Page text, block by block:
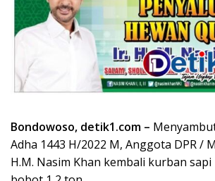
Bondowoso, detik1.com –
Adha 1443 H/2022 M, Anggota DPR /
H.M. Nasim Khan kembali kurban